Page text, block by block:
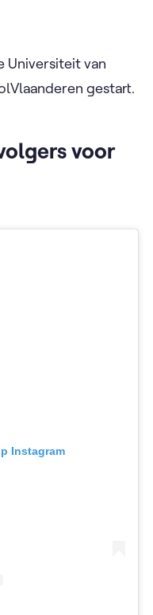
Universiteit van
gestart.
voor
Instagram